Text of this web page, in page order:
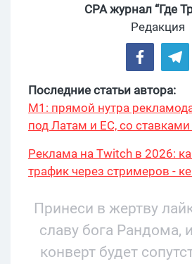
CPA журнал “Где
Редакция
Последние статьи автора:
М1: прямой нутра
под Латам и ЕС, со ставками
Реклама на Twitch в 2026:
трафик через стримеров -
Принеси в жертву
славу бога Рандома,
конверт будет